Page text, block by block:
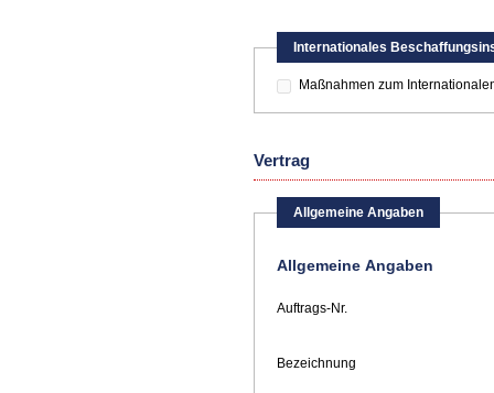
Internationales
Maßnahmen zum
Vertrag
Allgemeine Angaben
Allgemeine Angaben
Auftrags-Nr.
Bezeichnung